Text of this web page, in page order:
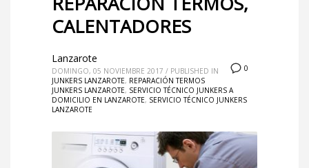
CALENTADORES
0
Lanzarote
DOMINGO, 05 NOVIEMBRE 2017 / PUBLISHED IN
JUNKERS LANZAROTE, REPARACIÓN TERMOS
JUNKERS LANZAROTE, SERVICIO TÉCNICO JUNKERS A
DOMICILIO EN LANZAROTE, SERVICIO TÉCNICO JUNKERS
LANZAROTE